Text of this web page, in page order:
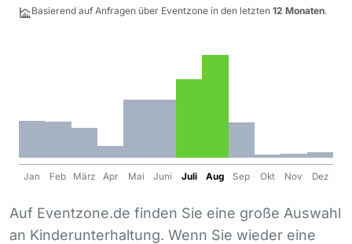
Basierend auf Anfragen über Eventzone in den letzten 12 Monaten.
Jan Feb März Apr Mai Juni Juli Aug Sep Okt Nov Dez
Auf Eventzone.de finden Sie eine große Auswahl
an Kinderunterhaltung. Wenn Sie wieder eine